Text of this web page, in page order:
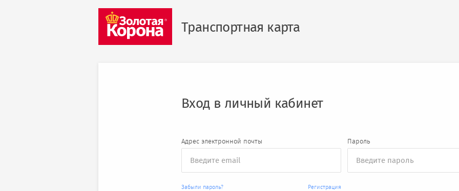
Транспортная карта
Вход в личный кабинет
Адрес электронной почты Пароль
Забыли пароль? Регистрация